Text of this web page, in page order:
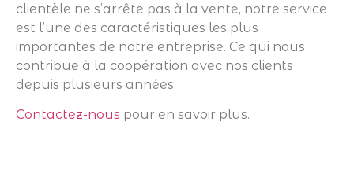
clientèle ne s’arrête pas à la vente, notre service
est l’une des caractéristiques les plus
importantes de notre entreprise. Ce qui nous
contribue à la coopération avec nos clients
depuis plusieurs années.
Contactez-nous pour en savoir plus.